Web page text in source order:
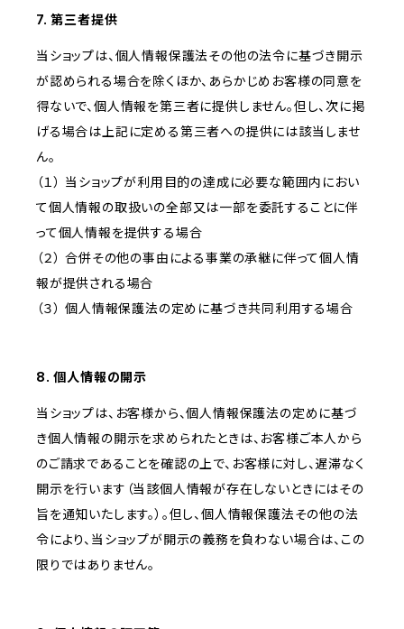
7. 第三者提供
当ショップは、個人情報保護法その他の法令に基づき開示
が認められる場合を除くほか、あらかじめお客様の同意を
得ないで、個人情報を第三者に提供しません。但し、次に掲
げる場合は上記に定める第三者への提供には該当しませ
ん。
（１） 当ショップが利用目的の達成に必要な範囲内におい
て個人情報の取扱いの全部又は一部を委託することに伴
って個人情報を提供する場合
（２） 合併その他の事由による事業の承継に伴って個人情
報が提供される場合
（３） 個人情報保護法の定めに基づき共同利用する場合
8. 個人情報の開示
当ショップは、お客様から、個人情報保護法の定めに基づ
き個人情報の開示を求められたときは、お客様ご本人から
のご請求であることを確認の上で、お客様に対し、遅滞なく
開示を行います（当該個人情報が存在しないときにはその
旨を通知いたします。）。但し、個人情報保護法その他の法
令により、当ショップが開示の義務を負わない場合は、この
限りではありません。